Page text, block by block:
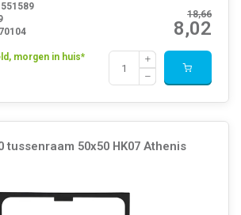
18,66
8,02
551589
morgen in huis*
tussenraam 50x50 HK07 Athenis